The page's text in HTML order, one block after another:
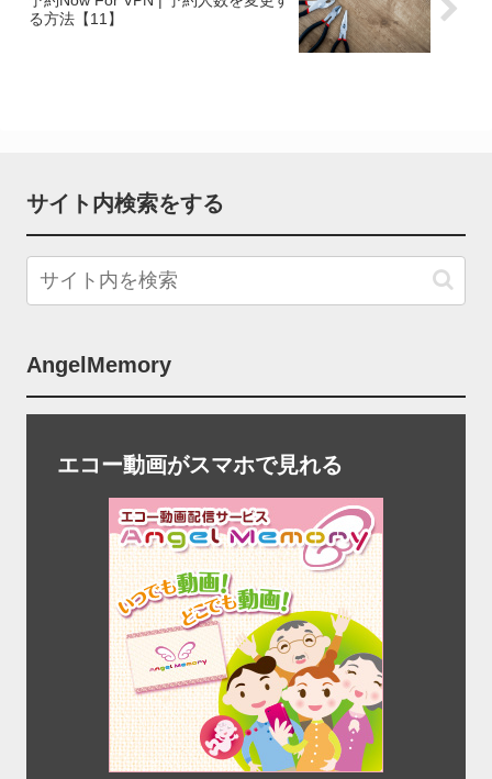
る方法【11】
サイト内検索をする
AngelMemory
エコー動画がスマホで見れる